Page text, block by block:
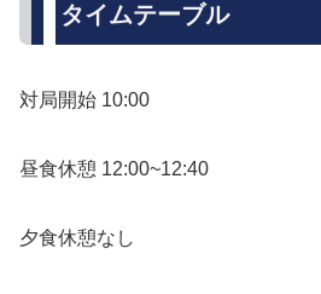
タイムテーブル
対局開始 10:00
昼食休憩 12:00~12:40
夕食休憩なし